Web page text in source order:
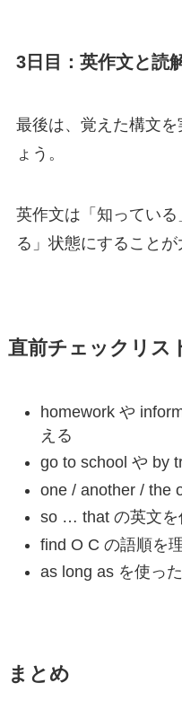
3日目：英作文と読
最後は、覚えた構文
ょう。
英作文は「知ってい
る」状態にすることが
直前チェックリス
homework や
える
go to school や by
one / another / the
so … that の英文を
find O C の語順を
as long as を使っ
まとめ